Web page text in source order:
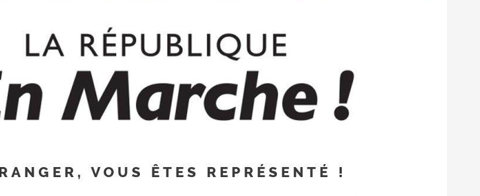
VOUS ÊTES REPRÉSENTÉ !